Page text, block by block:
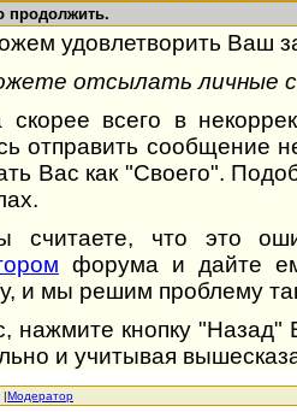
продолжить.
удовлетворить Ваш
отсылать личные
скорее всего в
отправить сообщение
Вас как "Своего".
считаете, что это
форума и дайте
и мы решим проблему
нажмите кнопку
и учитывая
|Модератор